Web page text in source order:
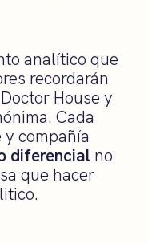
analítico que
recordarán
House y
Cada
y compañía
diferencial no
que hacer